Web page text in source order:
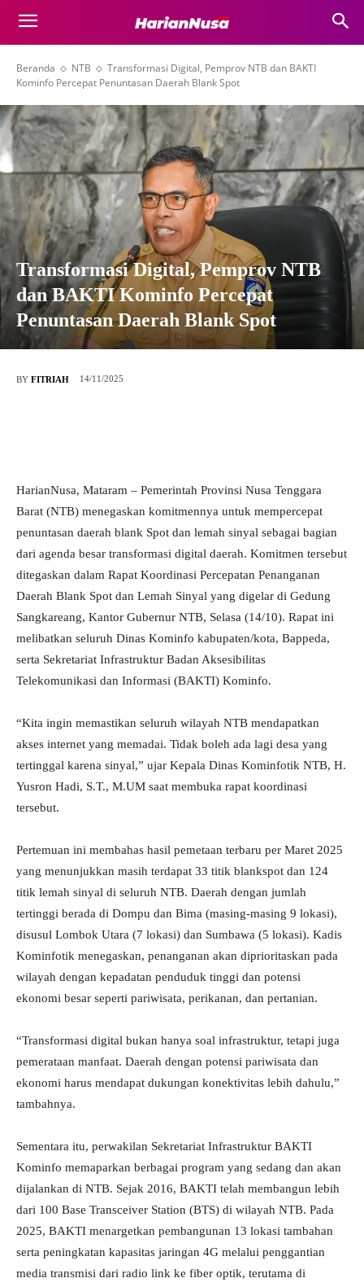
Beranda NTB
Transformasi Digital, Pemprov NTB dan BAKTI
Kominfo Percepat Penuntasan Daerah Blank Spot
Transformasi Digital, Pemprov NTB
dan BAKTI Kominfo Percepat
Penuntasan Daerah Blank Spot
BY FITRIAH 14/11/2025
HarianNusa, Mataram – Pemerintah Provinsi Nusa Tenggara
Barat (NTB) menegaskan komitmennya untuk mempercepat
penuntasan daerah blank Spot dan lemah sinyal sebagai bagian
dari agenda besar transformasi digital daerah. Komitmen tersebut
ditegaskan dalam Rapat Koordinasi Percepatan Penanganan
Daerah Blank Spot dan Lemah Sinyal yang digelar di Gedung
Sangkareang, Kantor Gubernur NTB, Selasa (14/10). Rapat ini
melibatkan seluruh Dinas Kominfo kabupaten/kota, Bappeda,
serta Sekretariat Infrastruktur Badan Aksesibilitas
Telekomunikasi dan Informasi (BAKTI) Kominfo.
“Kita ingin memastikan seluruh wilayah NTB mendapatkan
akses internet yang memadai. Tidak boleh ada lagi desa yang
tertinggal karena sinyal,” ujar Kepala Dinas Kominfotik NTB, H.
Yusron Hadi, S.T., M.UM saat membuka rapat koordinasi
tersebut.
Pertemuan ini membahas hasil pemetaan terbaru per Maret 2025
yang menunjukkan masih terdapat 33 titik blankspot dan 124
titik lemah sinyal di seluruh NTB. Daerah dengan jumlah
tertinggi berada di Dompu dan Bima (masing-masing 9 lokasi),
disusul Lombok Utara (7 lokasi) dan Sumbawa (5 lokasi). Kadis
Kominfotik menegaskan, penanganan akan diprioritaskan pada
wilayah dengan kepadatan penduduk tinggi dan potensi
ekonomi besar seperti pariwisata, perikanan, dan pertanian.
“Transformasi digital bukan hanya soal infrastruktur, tetapi juga
pemerataan manfaat. Daerah dengan potensi pariwisata dan
ekonomi harus mendapat dukungan konektivitas lebih dahulu,”
tambahnya.
Sementara itu, perwakilan Sekretariat Infrastruktur BAKTI
Kominfo memaparkan berbagai program yang sedang dan akan
dijalankan di NTB. Sejak 2016, BAKTI telah membangun lebih
dari 100 Base Transceiver Station (BTS) di wilayah NTB. Pada
2025, BAKTI menargetkan pembangunan 13 lokasi tambahan
serta peningkatan kapasitas jaringan 4G melalui penggantian
media transmisi dari radio link ke fiber optik, terutama di